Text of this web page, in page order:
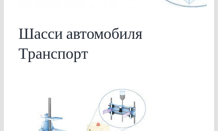
Шасси автомобиля
Транспорт